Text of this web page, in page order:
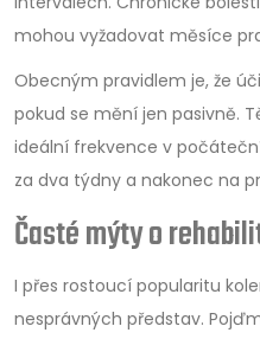
mohou vyžadovat měsíce
Obecným pravidlem je, že
pokud se mění jen pasivně.
ideální frekvence v
za dva týdny a nakonec na
Časté mýty o
I přes rostoucí popularitu
nesprávných představ.